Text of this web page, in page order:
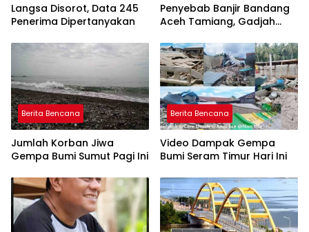
Langsa Disorot, Data 245
Penerima Dipertanyakan
Penyebab Banjir Bandang
Aceh Tamiang, Gadjah
DAS
Berita Bencana
Jumlah Korban Jiwa
Gempa Bumi Sumut Pagi Ini
Berita Bencana
Video Dampak Gempa
Bumi Seram Timur Hari Ini